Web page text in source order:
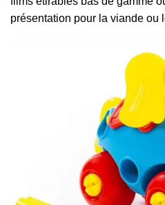
présentation pour la viande ou